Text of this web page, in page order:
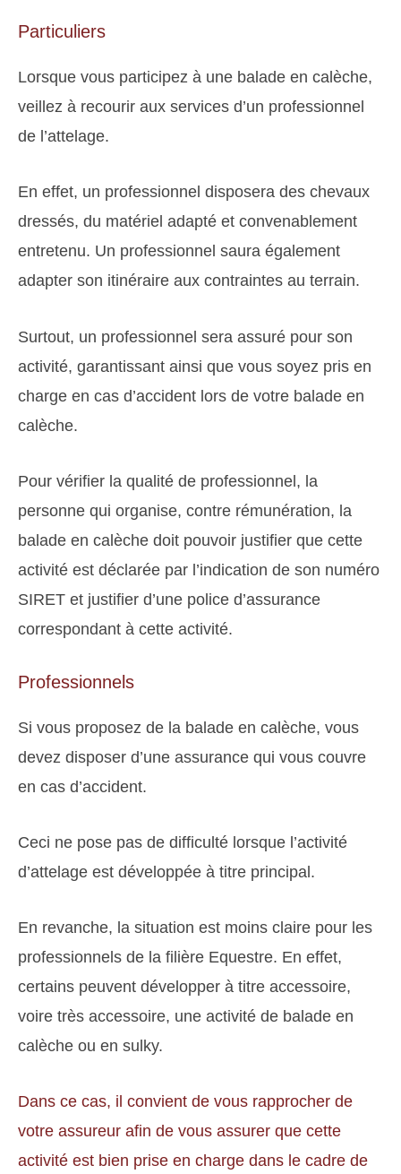
Particuliers
Lorsque vous participez à une balade en calèche,
veillez à recourir aux services d’un professionnel
de l’attelage.
En effet, un professionnel disposera des chevaux
dressés, du matériel adapté et convenablement
entretenu. Un professionnel saura également
adapter son itinéraire aux contraintes au terrain.
Surtout, un professionnel sera assuré pour son
activité, garantissant ainsi que vous soyez pris en
charge en cas d’accident lors de votre balade en
calèche.
Pour vérifier la qualité de professionnel, la
personne qui organise, contre rémunération, la
balade en calèche doit pouvoir justifier que cette
activité est déclarée par l’indication de son numéro
SIRET et justifier d’une police d’assurance
correspondant à cette activité.
Professionnels
Si vous proposez de la balade en calèche, vous
devez disposer d’une assurance qui vous couvre
en cas d’accident.
Ceci ne pose pas de difficulté lorsque l’activité
d’attelage est développée à titre principal.
En revanche, la situation est moins claire pour les
professionnels de la filière Equestre. En effet,
certains peuvent développer à titre accessoire,
voire très accessoire, une activité de balade en
calèche ou en sulky.
Dans ce cas, il convient de vous rapprocher de
votre assureur afin de vous assurer que cette
activité est bien prise en charge dans le cadre de